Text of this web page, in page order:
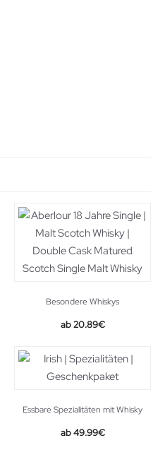
Besondere Whiskys
Original
was:
29.99€.
20.89€Current
is:
20.89€.
Essbare Spezialitäten mit Whisky
49.99€